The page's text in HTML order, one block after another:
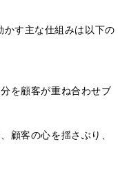
す主な仕組みは以下の
を顧客が重ね合わせブ
顧客の心を揺さぶり、